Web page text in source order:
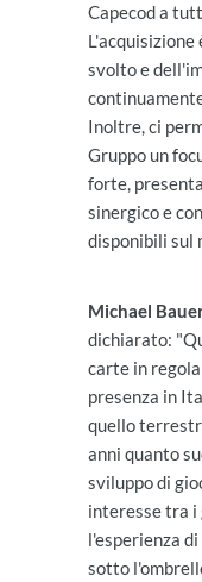
Capecod a
L'acquisizione
svolto e
Inoltre, ci
Gruppo un
forte,
sinergico e
disponibili sul
Michael
dichiarato:
carte in
presenza in
quello
anni quanto
sviluppo di
interesse tra
l'esperienza
sotto